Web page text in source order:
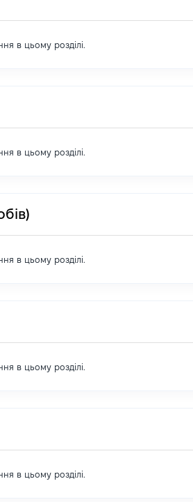
в цьому розділі.
в цьому розділі.
в цьому розділі.
в цьому розділі.
в цьому розділі.